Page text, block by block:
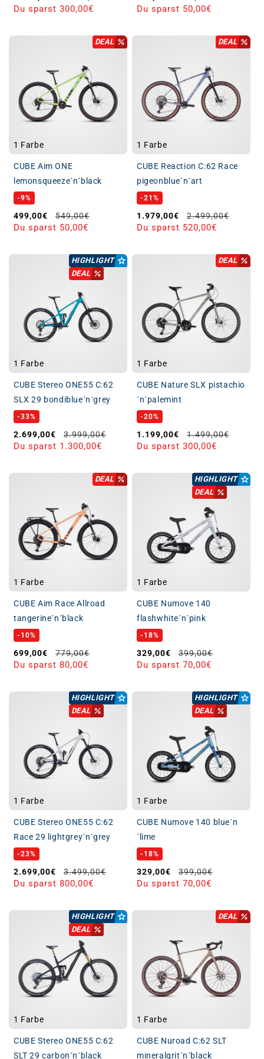
Du sparst 300,00€ Du sparst 50,00€
DEAL
1 Farbe
CUBE Aim ONE
lemonsqueeze´n´black
-9%
Verkaufspreis
499,00€ Normaler Preis
549,00€
Du sparst 50,00€
DEAL
1 Farbe
CUBE Reaction C:62 Race
pigeonblue´n´art
-21%
Verkaufspreis
1.979,00€ Normaler Preis
2.499,00€
Du sparst 520,00€
HIGHLIGHT
DEAL
1 Farbe
CUBE Stereo ONE55 C:62
SLX 29 bondiblue´n´grey
-33%
Verkaufspreis
2.699,00€ Normaler Preis
3.999,00€
Du sparst 1.300,00€
DEAL
1 Farbe
CUBE Nature SLX pistachio
´n´palemint
-20%
Verkaufspreis
1.199,00€ Normaler Preis
1.499,00€
Du sparst 300,00€
DEAL
1 Farbe
CUBE Aim Race Allroad
tangerine´n´black
-10%
Verkaufspreis
699,00€ Normaler Preis
779,00€
Du sparst 80,00€
HIGHLIGHT
DEAL
1 Farbe
CUBE Numove 140
flashwhite´n´pink
-18%
Verkaufspreis
329,00€ Normaler Preis
399,00€
Du sparst 70,00€
HIGHLIGHT
DEAL
1 Farbe
CUBE Stereo ONE55 C:62
Race 29 lightgrey´n´grey
-23%
Verkaufspreis
2.699,00€ Normaler Preis
3.499,00€
Du sparst 800,00€
HIGHLIGHT
DEAL
1 Farbe
CUBE Numove 140 blue´n
´lime
-18%
Verkaufspreis
329,00€ Normaler Preis
399,00€
Du sparst 70,00€
HIGHLIGHT
DEAL
1 Farbe
CUBE Stereo ONE55 C:62
SLT 29 carbon´n´black
DEAL
1 Farbe
CUBE Nuroad C:62 SLT
mineralgrit´n´black